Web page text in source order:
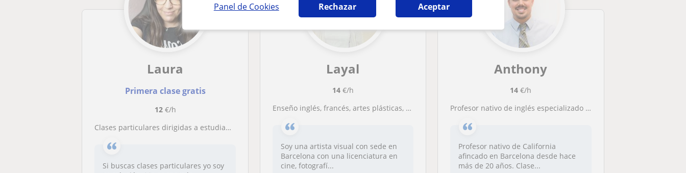
Panel de Cookies Rechazar Aceptar
Laura
Primera clase gratis
12€/h
Clases particulares dirigidas a estudiantes de E.G.B, E. S. O. bachillerato, FP y adultos. Nivel A1, A2, B1 y B2
Si buscas clases particulares yo soy
Layal
14€/h
Enseño inglés, francés, artes plásticas, fotografía y cine para niños
Soy una artista visual con sede en
Barcelona con una licenciatura en
cine, fotografí...
Anthony
14 €/h
Profesor nativo de inglés especializado en comunicación profesional
Profesor nativo de California
afincado en Barcelona desde hace
más de 20 años. Clase...